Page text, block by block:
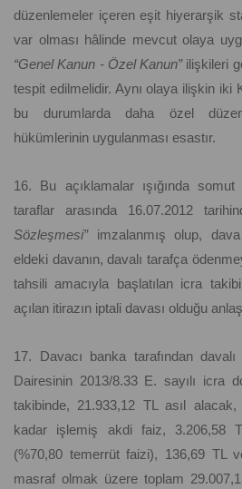
düzenlemeler içeren eşit hiyerarşik
var olması hâlinde mevcut olaya
“Genel Kanun - Özel Kanun”ilişkileri
tespit edilmelidir. Aynı olaya ilişkin iki
bu durumlarda daha özel
hükümlerinin uygulanması esastır.
16. Bu açıklamalar ışığında
taraflar arasında 16.07.2012
Sözleşmesi”imzalanmış olup,
eldeki davanın, davalı tarafça
tahsili amacıyla başlatılan icra
açılan itirazın iptali davası olduğu
17. Davacı banka tarafından
Dairesinin 2013/8.33 E. sayılı icra
takibinde, 21.933,12 TL asıl
kadar işlemiş akdi faiz, 3.206,58
(%70,80 temerrüt faizi), 136,69 TL
masraf olmak üzere toplam